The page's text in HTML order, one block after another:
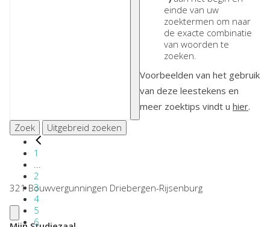
einde van uw
zoektermen om naar
de exacte combinatie
van woorden te
zoeken.
Voorbeelden van het gebruik
van deze leestekens en
meer zoektips vindt u hier.
Zoek
Uitgebreid zoeken
1
2
3
4
5
6
321 Bouwvergunningen Driebergen-Rijsenburg